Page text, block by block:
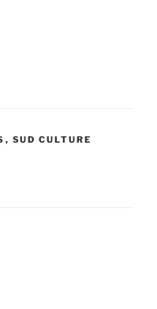
, SUD CULTURE